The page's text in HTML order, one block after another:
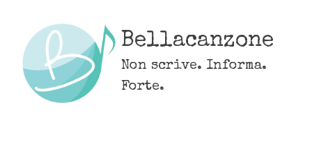
content
Bellacanzone
Non scrive. Informa.
Forte.